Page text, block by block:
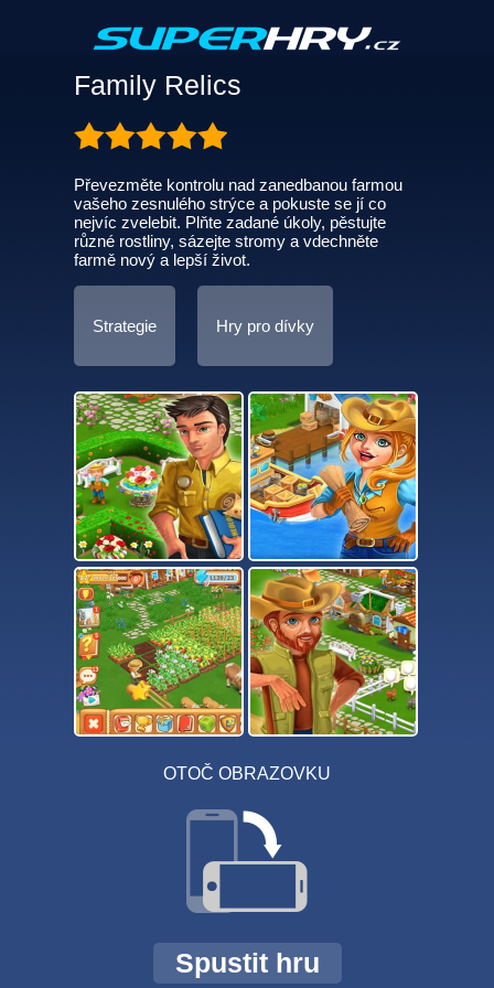
Family Relics
Převezměte kontrolu nad zanedbanou farmou
vašeho zesnulého strýce a pokuste se jí co
nejvíc zvelebit. Plňte zadané úkoly, pěstujte
různé rostliny, sázejte stromy a vdechněte
farmě nový a lepší život.
Strategie Hry pro dívky
OTOČ OBRAZOVKU
Spustit hru